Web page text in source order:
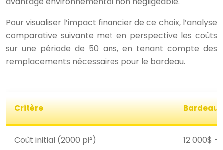
Pour visualiser l’impact financier de ce choix, l’analyse
comparative suivante met en perspective les coûts
sur une période de 50 ans, en tenant compte des
remplacements nécessaires pour le bardeau.
Critère Bardeau
Coût initial (2000 pi²) 12 000$ –